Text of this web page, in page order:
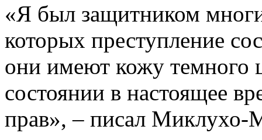
«Я был защитником
которых преступление
они имеют кожу темного
состоянии в настоящее
прав», – писал Миклухо-